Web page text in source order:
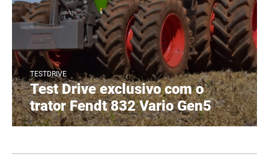
TESTDRIVE
Test Drive exclusivo com o
trator Fendt 832 Vario Gen5